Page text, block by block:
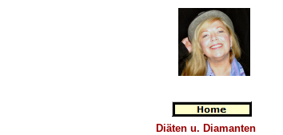
Diäten u. Diamanten